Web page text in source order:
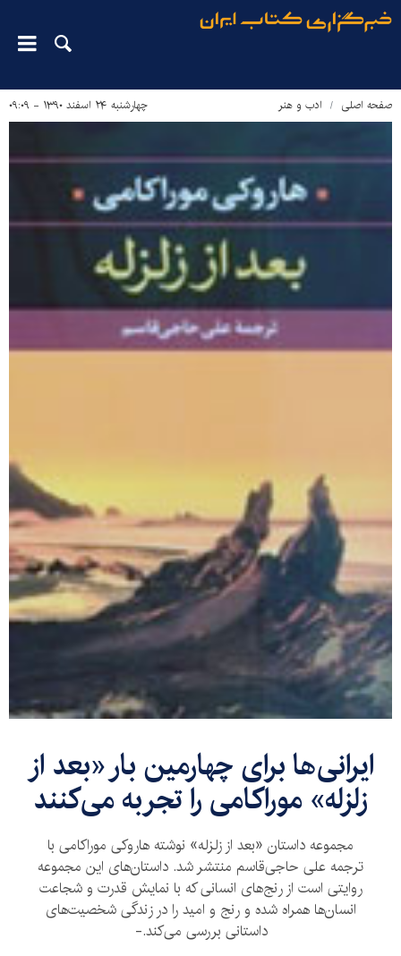
صفحه اصلی ادب و هنر چهارشنبه ۲۴ اسفند ۱۳۹۰ - ۰۹:۰۹
ایرانی‌ها برای چهارمین بار «بعد از
زلزله» موراکامی را تجربه می‌کنند
مجموعه داستان «بعد از زلزله» نوشته هاروکی موراکامی با
ترجمه علی حاجی‌قاسم منتشر شد. داستان‌های این مجموعه
روایتی است از رنج‌های انسانی که با نمایش قدرت و شجاعت
انسان‌ها همراه شده و رنج و امید را در زندگی شخصیت‌های
داستانی بررسی می‌کند.-